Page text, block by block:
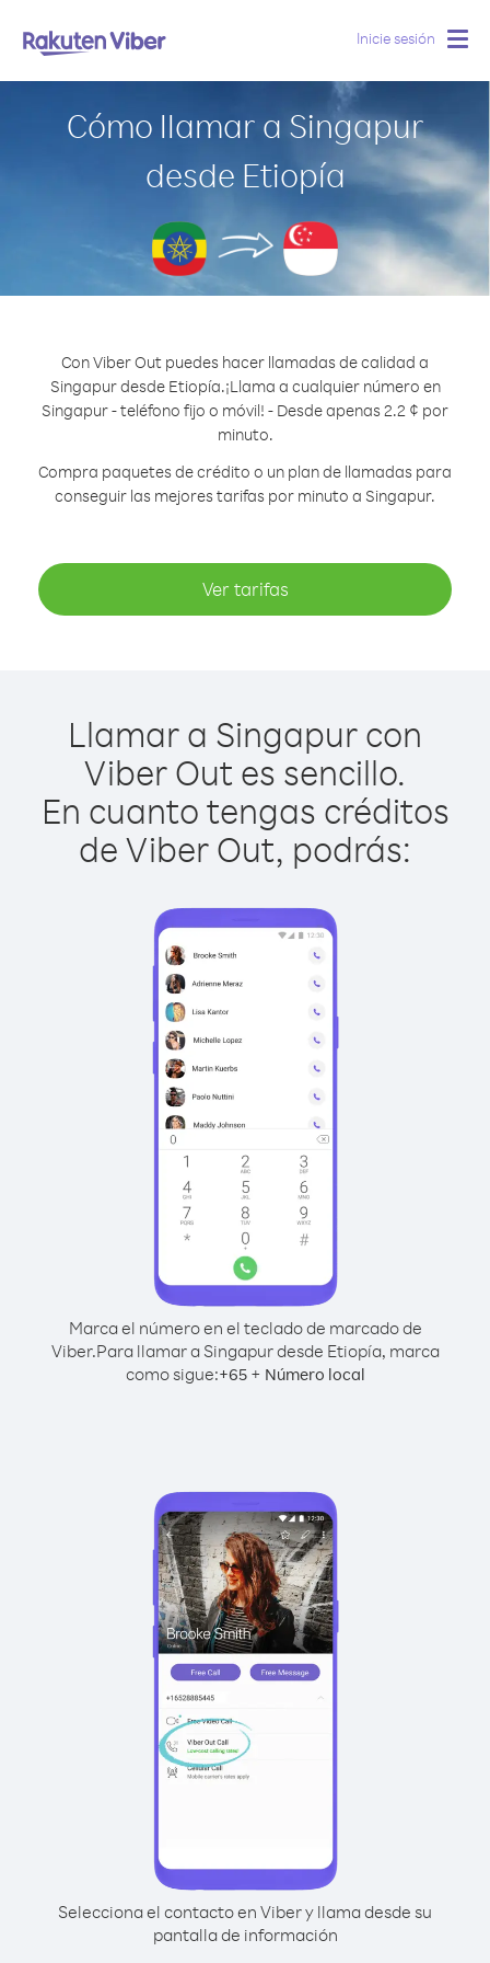
Inicie sesión
Cómo llamar a Singapur
desde Etiopía
Con Viber Out puedes hacer llamadas de calidad a
Singapur desde Etiopía.¡Llama a cualquier número en
Singapur - teléfono fijo o móvil! - Desde apenas 2.2 ¢ por
minuto.
Compra paquetes de crédito o un plan de llamadas para
conseguir las mejores tarifas por minuto a Singapur.
Ver tarifas
Llamar a Singapur con
Viber Out es sencillo.
En cuanto tengas créditos
de Viber Out, podrás:
Marca el número en el teclado de marcado de
Viber.Para llamar a Singapur desde Etiopía, marca
como sigue:+65+ Número local
Selecciona el contacto en Viber y llama desde su
pantalla de información